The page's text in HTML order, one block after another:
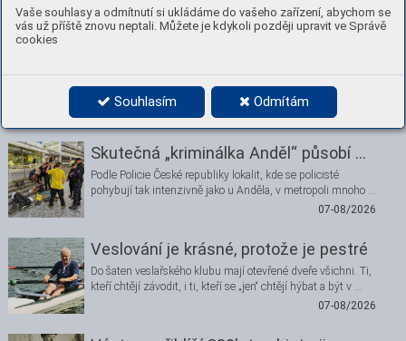
Vaše souhlasy a odmítnutí si ukládáme do vašeho zařízení, abychom se
vás už příště znovu neptali. Můžete je kdykoli později upravit ve Správě
cookies
Souhlasím Odmítám
Nenechte si ujít
Místo mezi vlakovým nádražím a autobusovým terminálem
je „úzkým hrdlem“, kde je pohyb chodců obzvlášť …
07-08/2026
Skutečná „kriminálka Anděl“ působí …
Podle Policie České republiky lokalit, kde se policisté
pohybují tak intenzivně jako u Anděla, v metropoli mnoho …
07-08/2026
Veslování je krásné, protože je pestré
Do šaten veslařského klubu mají otevřené dveře všichni. Ti,
kteří chtějí závodit, i ti, kteří se „jen“ chtějí hýbat a být v …
07-08/2026